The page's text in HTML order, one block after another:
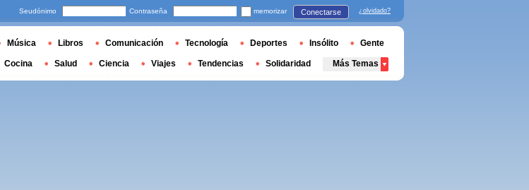
Seudónimo Contraseña memorizar Conectarse ¿olvidado?
Música Libros Comunicación Tecnología Deportes Insólito Gente
Cocina Salud Ciencia Viajes Tendencias Solidaridad Más Temas